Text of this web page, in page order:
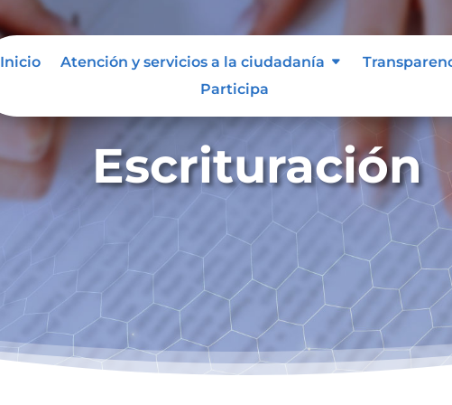
Inicio Atención y servicios a la ciudadanía
Participa
Escrituración